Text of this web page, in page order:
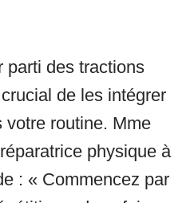
parti des tractions
de les intégrer
votre routine. Mme
physique à
: « Commencez par